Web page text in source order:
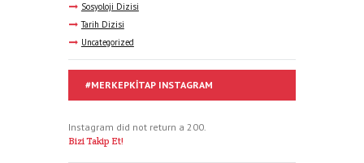
Sosyoloji Dizisi
Tarih Dizisi
Uncategorized
#MERKEPKITAP INSTAGRAM
Instagram did not return a 200.
Bizi Takip Et!